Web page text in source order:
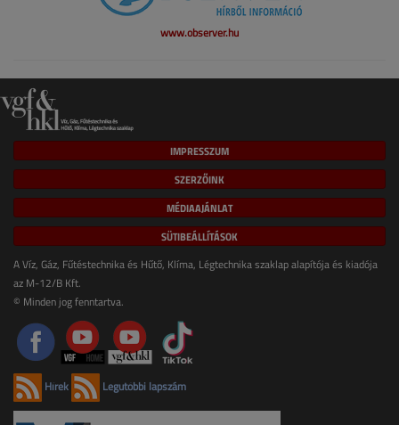
www.observer.hu
IMPRESSZUM
SZERZŐINK
MÉDIAAJÁNLAT
SÜTIBEÁLLÍTÁSOK
A Víz, Gáz, Fűtéstechnika és Hűtő, Klíma, Légtechnika szaklap alapítója és kiadója
az M-12/B Kft.
© Minden jog fenntartva.
Hírek Legutóbbi lapszám